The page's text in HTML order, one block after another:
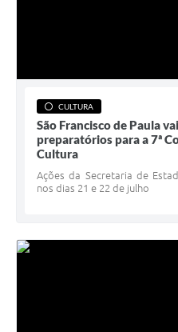
CULTURA
São Francisco de Paula
preparatórios para a 7ª
Cultura
Ações da Secretaria de
nos dias 21 e 22 de julho